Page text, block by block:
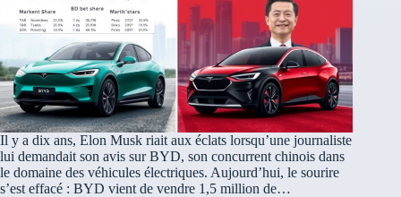
Il y a dix ans, Elon Musk riait aux éclats lorsqu’une journaliste
lui demandait son avis sur BYD, son concurrent chinois dans
le domaine des véhicules électriques. Aujourd’hui, le sourire
s’est effacé : BYD vient de vendre 1,5 million de…